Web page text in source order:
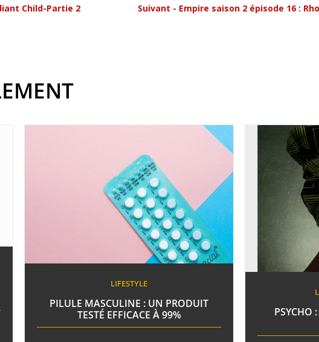
Child-Partie 2 Suivant - Empire saison 2 épisode 16 :
LIFESTYLE
PILULE MASCULINE : UN PRODUIT
TESTÉ EFFICACE À 99%
PSYCHO